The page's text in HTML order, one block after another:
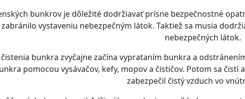
bunkrov je dôležité dodržiavať prísne bezpečnostné
vystaveniu nebezpečným látok. Taktiež sa musia
nebezpečných látok.
bunkra zvyčajne začína vyprataním bunkra a
pomocou vysávačov, kefy, mopov a čističov. Potom sa
zabezpečil čistý vzduch vo